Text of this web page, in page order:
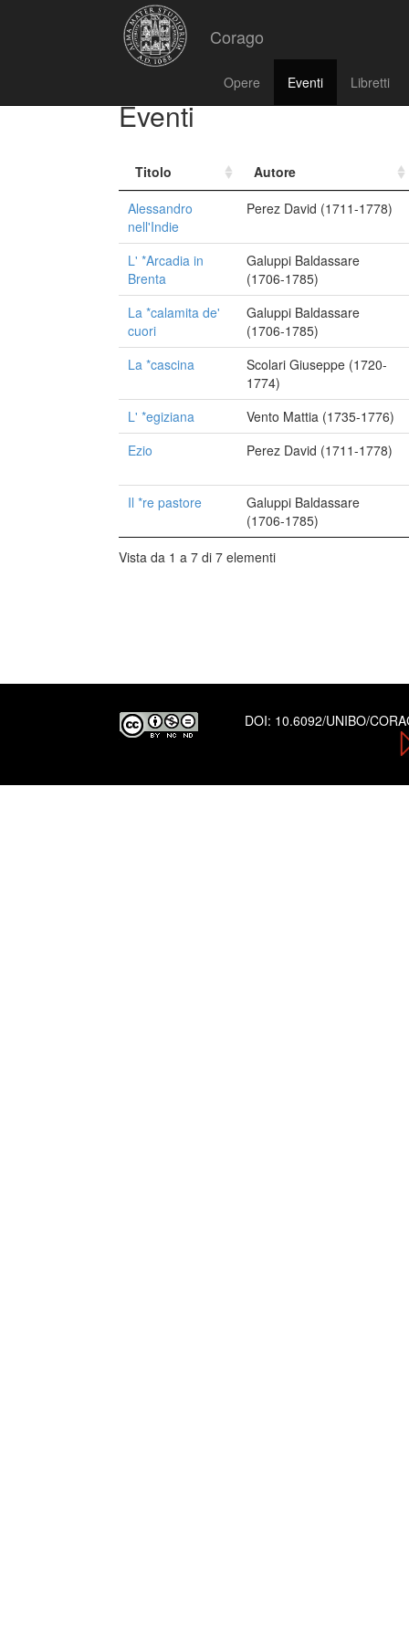
Corago
Opere Eventi Libretti
Eventi
Titolo
Autore
Alessandro
nell'Indie
Perez David (1711-1778)
L' *Arcadia in
Brenta
Galuppi Baldassare
(1706-1785)
La *calamita de'
cuori
Galuppi Baldassare
(1706-1785)
La *cascina
Scolari Giuseppe (1720-
1774)
L' *egiziana
Vento Mattia (1735-1776)
Ezio
Perez David (1711-1778)
Il *re pastore
Galuppi Baldassare
(1706-1785)
Vista da 1 a 7 di 7 elementi
DOI: 10.6092/UNIBO/